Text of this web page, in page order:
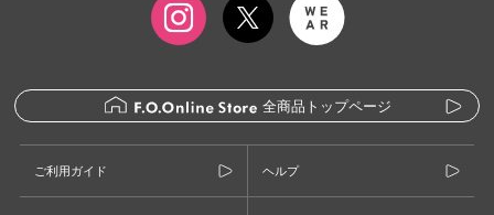
全商品トップページ
ご利用ガイド ヘルプ